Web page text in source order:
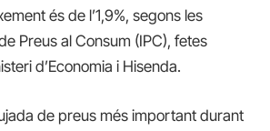
és de l’1,9%, segons les
Preus al Consum (IPC), fetes
d’Economia i Hisenda.
de preus més important durant